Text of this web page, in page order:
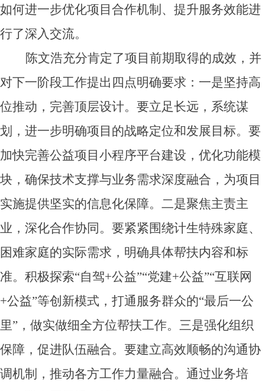
如何进一步优化项目合作机制、提升服务效能进
行了深入交流。
陈文浩充分肯定了项目前期取得的成效，并
对下一阶段工作提出四点明确要求：一是坚持高
位推动，完善顶层设计。要立足长远，系统谋
划，进一步明确项目的战略定位和发展目标。要
加快完善公益项目小程序平台建设，优化功能模
块，确保技术支撑与业务需求深度融合，为项目
实施提供坚实的信息化保障。二是聚焦主责主
业，深化合作协同。要紧紧围绕计生特殊家庭、
困难家庭的实际需求，明确具体帮扶内容和标
准。积极探索“自驾+公益”“党建+公益”“互联网
+公益”等创新模式，打通服务群众的“最后一公
里”，做实做细全方位帮扶工作。三是强化组织
保障，促进队伍融合。要建立高效顺畅的沟通协
调机制，推动各方工作力量融合。通过业务培